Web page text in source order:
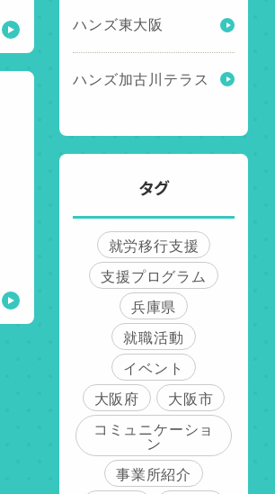
ハンズ東大阪
ハンズ加古川テラス
タグ
就労移行支援
支援プログラム
兵庫県
就職活動
イベント
大阪府
大阪市
コミュニケーショ
ン
事業所紹介